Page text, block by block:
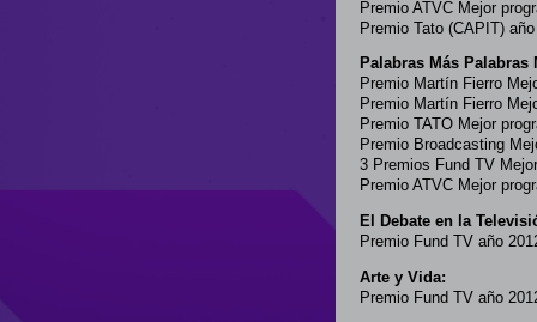
Premio ATVC Mejor
Premio Tato (CAPIT) año
Palabras Más Palabras
Premio Martín Fierro
Premio Martín Fierro
Premio TATO Mejor
Premio Broadcasting
3 Premios Fund TV
Premio ATVC Mejor
El Debate en la
Premio Fund TV año
Arte y Vida:
Premio Fund TV año